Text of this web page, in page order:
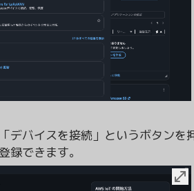
デバイスを接続」というボタンを